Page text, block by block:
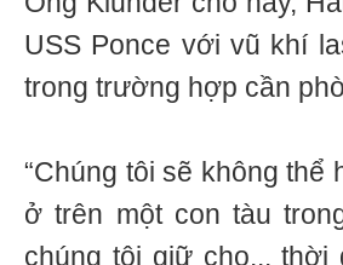
USS Ponce với vũ khí
trong trường hợp cần
“Chúng tôi sẽ không thể
ở trên một con tàu
chúng tôi giữ cho...